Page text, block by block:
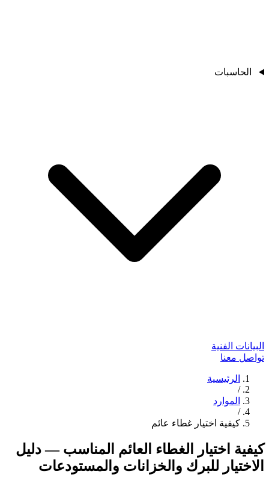
الحاسبات
البيانات الفنية
تواصل معنا
الرئيسية
/
الموارد
/
كيفية اختيار غطاء عائم
كيفية اختيار الغطاء العائم المناسب — دليل
الاختيار للبرك والخزانات والمستودعات